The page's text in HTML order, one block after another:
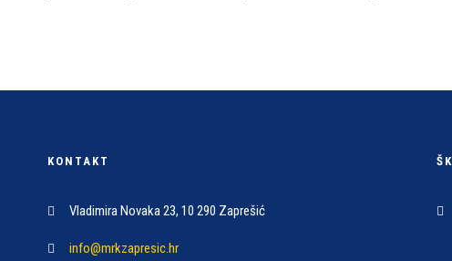
KONTAKT
Vladimira Novaka 23, 10 290 Zaprešić
info@mrkzapresic.hr